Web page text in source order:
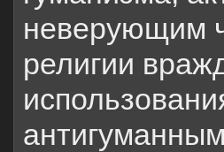
неверующим
религии